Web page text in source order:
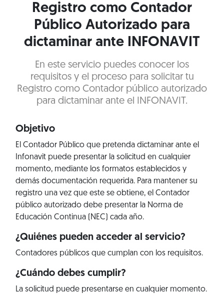
Registro como Contador
Público Autorizado para
dictaminar ante INFONAVIT
En este servicio puedes conocer los
requisitos y el proceso para solicitar tu
Registro como Contador público autorizado
para dictaminar ante el INFONAVIT.
Objetivo
El Contador Público que pretenda dictaminar ante el
Infonavit puede presentar la solicitud en cualquier
momento, mediante los formatos establecidos y
demás documentación requerida. Para mantener su
registro una vez que este se obtiene, el Contador
público autorizado debe presentar la Norma de
Educación Continua (NEC) cada año.
¿Quiénes pueden acceder al servicio?
Contadores públicos que cumplan con los requisitos.
¿Cuándo debes cumplir?
La solicitud puede presentarse en cualquier momento.